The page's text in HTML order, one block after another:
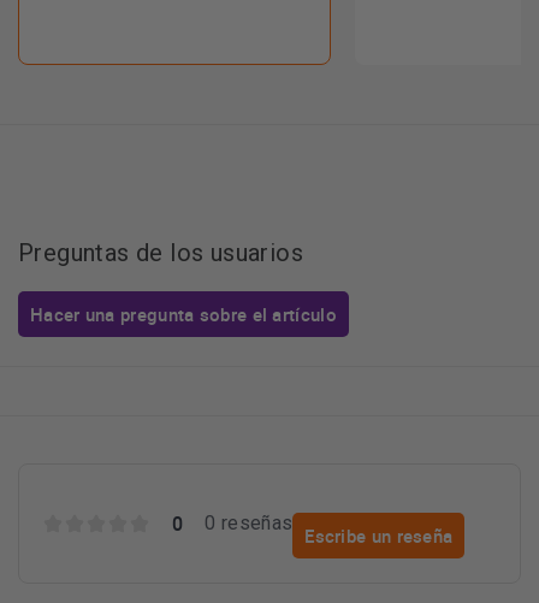
Preguntas de los usuarios
Hacer una pregunta sobre el artículo
0 0 reseñas
Escribe un reseña